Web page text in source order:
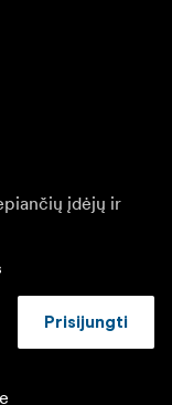
įdėjų ir
Prisijungti